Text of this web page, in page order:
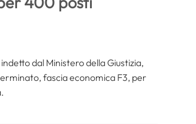
dal Ministero della Giustizia,
fascia economica F3, per